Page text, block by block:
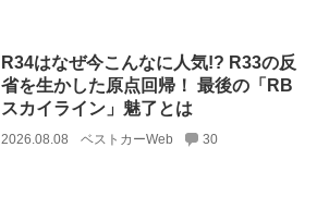
R34はなぜ今こんなに人気!? R33の反
省を生かした原点回帰！ 最後の「RB
スカイライン」魅了とは
2026.08.08 ベストカーWeb 30